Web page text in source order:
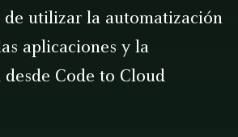
utilizar la automatización
aplicaciones y la
Code to Cloud